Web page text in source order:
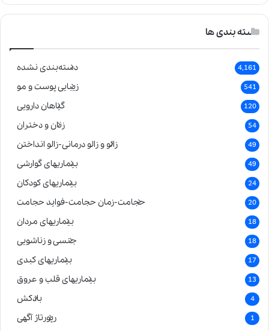
دسته بندی ها
دسته‌بندی نشده 4,161
زیبایی پوست و مو 541
گیاهان دارویی 120
زنان و دختران 54
زالو و زالو درمانی-زالو انداختن 49
بیماریهای گوارشی 49
بیماریهای کودکان 24
حجامت-زمان حجامت-فواید حجامت 20
بیماریهای مردان 18
جنسی و زناشویی 18
بیماریهای کبدی 17
بیماریهای قلب و عروق 13
بادکش 4
رپورتاژ آگهی 1